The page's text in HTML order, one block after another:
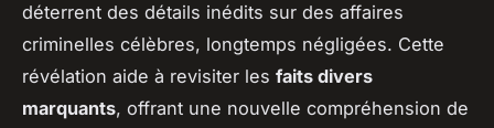
déterrent des détails inédits sur des affaires
criminelles célèbres, longtemps négligées. Cette
révélation aide à revisiter les faits divers
marquants, offrant une nouvelle compréhension de